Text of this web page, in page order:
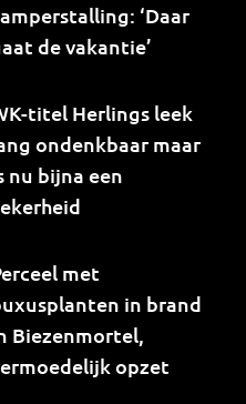
‘Daar
de vakantie’
titel Herlings leek
ondenkbaar maar
nu bijna een
met
in brand
Biezenmortel,
opzet